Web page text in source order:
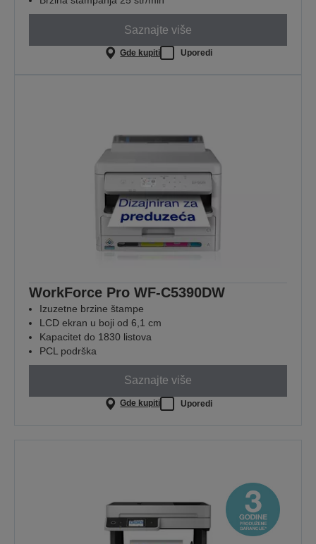
Saznajte više
Gde kupiti Uporedi
WorkForce Pro WF-C5390DW
Izuzetne brzine štampe
LCD ekran u boji od 6,1 cm
Kapacitet do 1830 listova
PCL podrška
Saznajte više
Gde kupiti Uporedi